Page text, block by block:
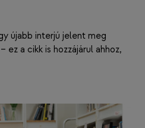
újabb interjú jelent meg
ez a cikk is hozzájárul ahhoz,